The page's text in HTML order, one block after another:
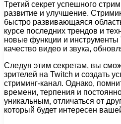
Третий секрет успешного
развитие и улучшение.
быстро развивающаяся
курсе последних трендов и
новые функции и инструменты
качество видео и звука,
Следуя этим секретам, вы
зрителей на Twitch и создать
стриминг-канал. Однако,
времени, терпения и
уникальным, отличаться от
который будет интересен